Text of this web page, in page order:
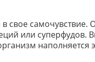
свое самочувствие.
или суперфудов.
наполняется